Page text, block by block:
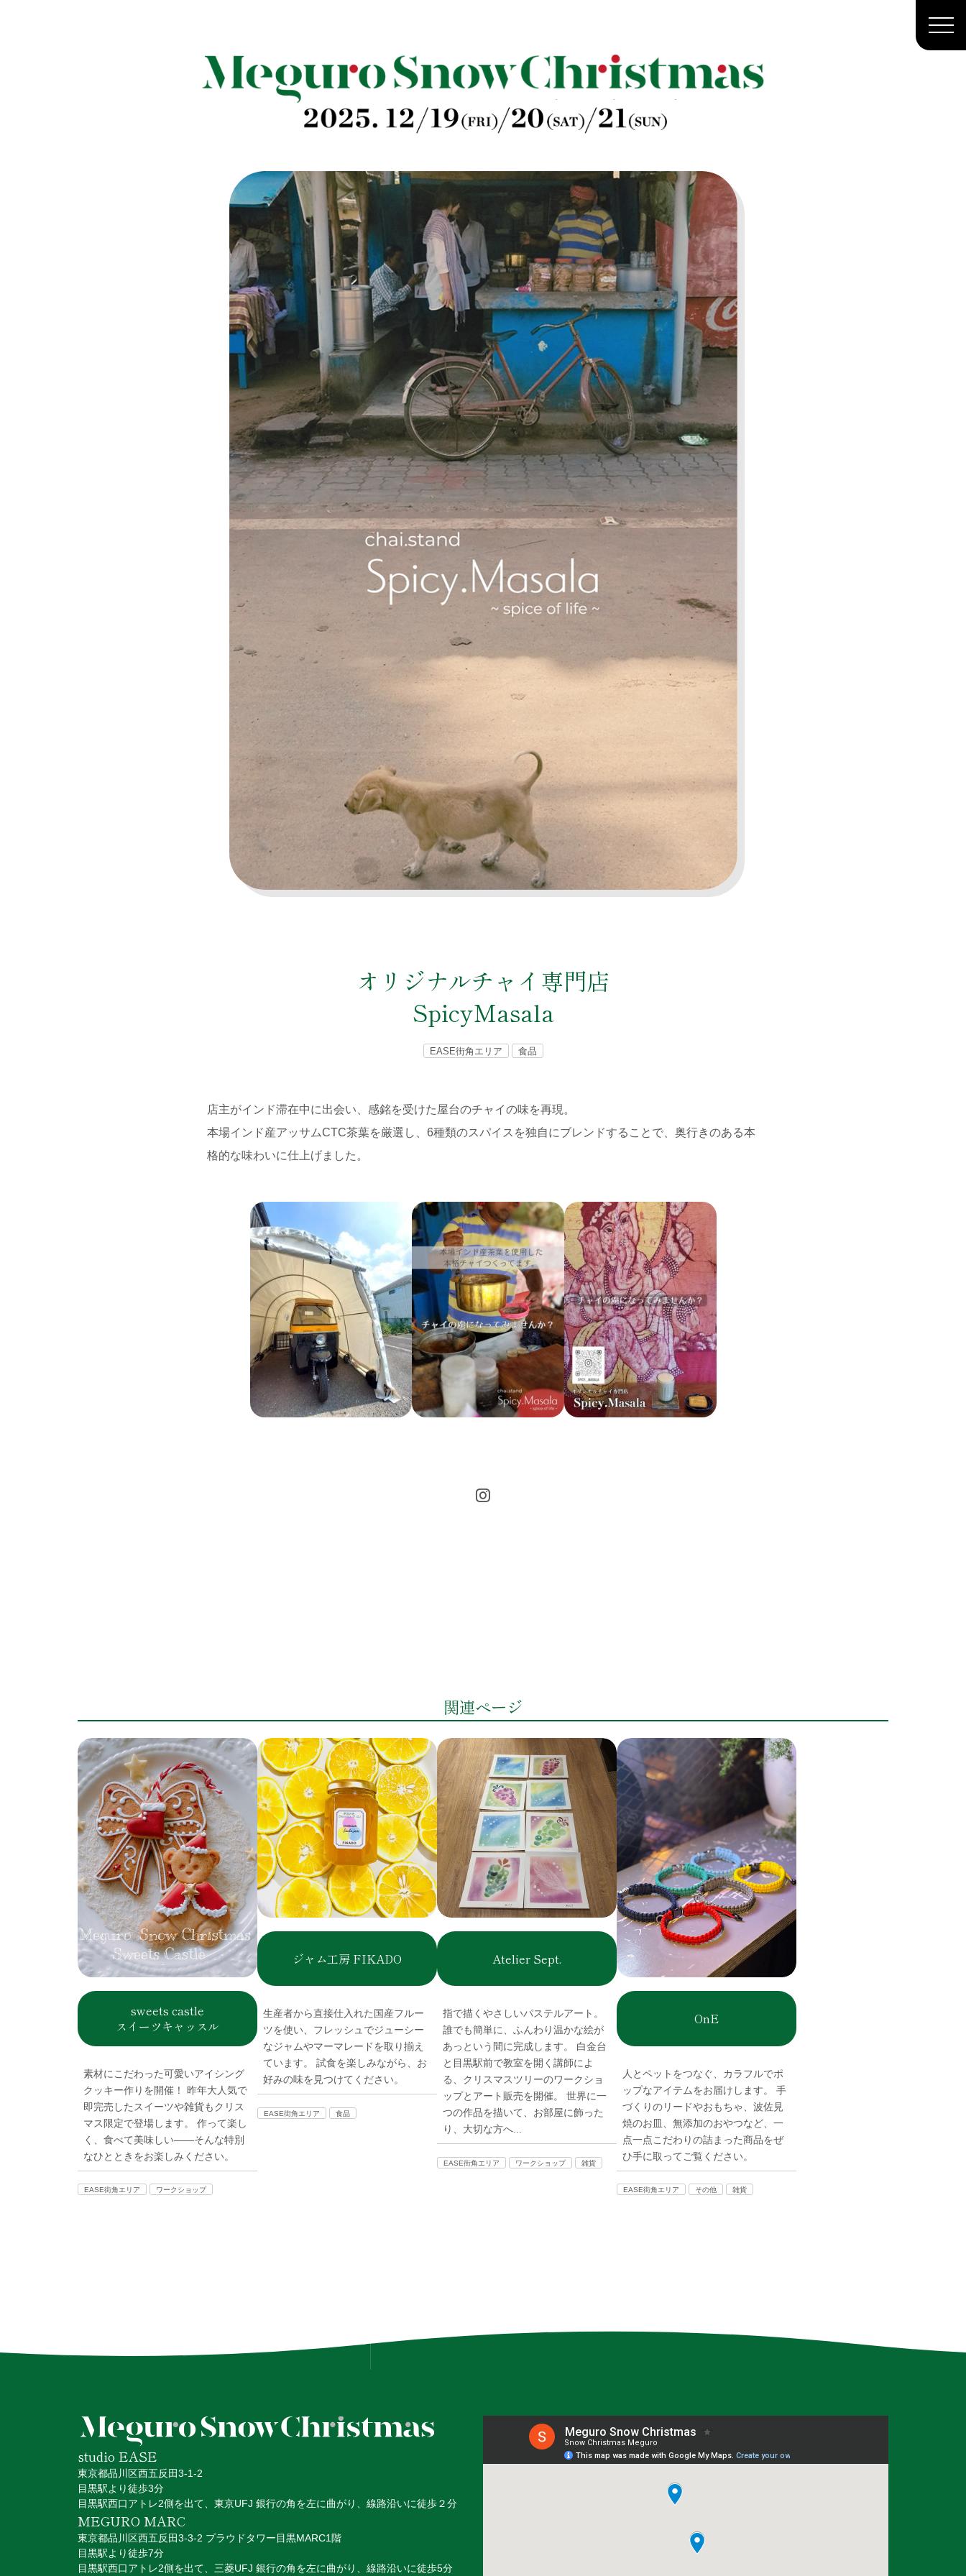
オリジナルチャイ専門店
SpicyMasala
EASE街角エリア 食品
店主がインド滞在中に出会い、感銘を受けた屋台のチャイの味を再現。
本場インド産アッサムCTC茶葉を厳選し、6種類のスパイスを独自にブレンドすることで、奥行きのある本
格的な味わいに仕上げました。
関連ページ
sweets castle
スイーツキャッスル
素材にこだわった可愛いアイシング
クッキー作りを開催！ 昨年大人気で
即完売したスイーツや雑貨もクリス
マス限定で登場します。 作って楽し
く、食べて美味しい――そんな特別
なひとときをお楽しみください。
EASE街角エリア ワークショップ
ジャム工房 FIKADO
生産者から直接仕入れた国産フルー
ツを使い、フレッシュでジューシー
なジャムやマーマレードを取り揃え
ています。 試食を楽しみながら、お
好みの味を見つけてください。
EASE街角エリア 食品
Atelier Sept.
指で描くやさしいパステルアート。
誰でも簡単に、ふんわり温かな絵が
あっという間に完成します。 白金台
と目黒駅前で教室を開く講師によ
る、クリスマスツリーのワークショ
ップとアート販売を開催。 世界に一
つの作品を描いて、お部屋に飾った
り、大切な方へ...
EASE街角エリア ワークショップ 雑貨
OnE
人とペットをつなぐ、カラフルでポ
ップなアイテムをお届けします。 手
づくりのリードやおもちゃ、波佐見
焼のお皿、無添加のおやつなど、一
点一点こだわりの詰まった商品をぜ
ひ手に取ってご覧ください。
EASE街角エリア その他 雑貨
studio EASE
東京都品川区西五反田3-1-2
目黒駅より徒歩3分
目黒駅西口アトレ2側を出て、 東京UFJ 銀行の角を左に曲がり、 線路沿いに徒歩２分
MEGURO MARC
東京都品川区⻄五反田3-3-2 プラウドタワー目黒MARC1階
目黒駅より徒歩7分
目黒駅西口アトレ2側を出て、三菱UFJ 銀行の角を左に曲がり、線路沿いに徒歩5分